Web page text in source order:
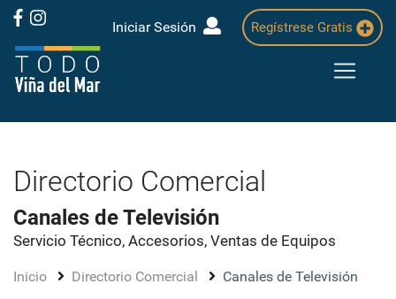
Iniciar Sesión Regístrese Gratis
Directorio Comercial
Canales de Televisión
Servicio Técnico, Accesorios, Ventas de Equipos
Inicio Directorio Comercial Canales de Televisión